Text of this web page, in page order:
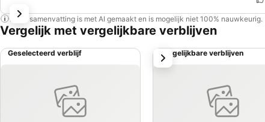
Deze samenvatting is met AI gemaakt en is mogelijk niet 100% nauwkeurig.
Vergelijk met vergelijkbare verblijven
Geselecteerd verblijf Vergelijkbare verblijven
volgende